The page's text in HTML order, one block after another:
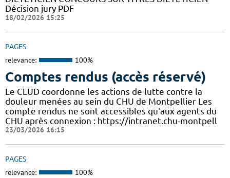
Décision jury PDF
18/02/2026 15:25
PAGES
relevance: 100%
Comptes rendus (accès réservé)
Le CLUD coordonne les actions de lutte contre la
douleur menées au sein du CHU de Montpellier Les
compte rendus ne sont accessibles qu'aux agents du
CHU après connexion : https://intranet.chu-montpell
23/03/2026 16:15
PAGES
relevance: 100%